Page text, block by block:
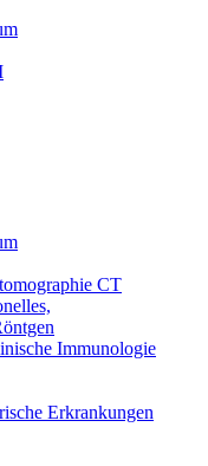
CT
Immunologie
Erkrankungen